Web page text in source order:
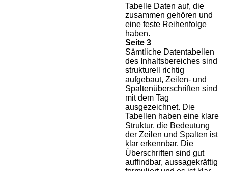
Tabelle Daten auf, die
zusammen gehören und
eine feste Reihenfolge
haben.
Seite 3
Sämtliche Datentabellen
des Inhaltsbereiches sind
strukturell richtig
aufgebaut, Zeilen- und
Spaltenüberschriften sind
mit dem Tag
ausgezeichnet. Die
Tabellen haben eine klare
Struktur, die Bedeutung
der Zeilen und Spalten ist
klar erkennbar. Die
Überschriften sind gut
auffindbar, aussagekräftig